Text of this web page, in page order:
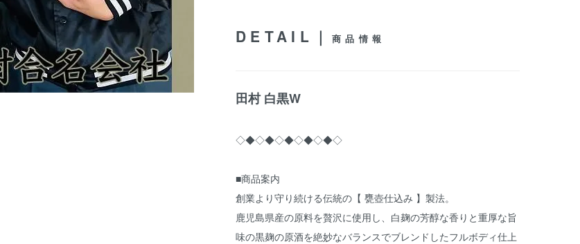
DETAIL｜商品情報
田村 白黒W
◇◆◇◆◇◆◇◆◇◆◇
■商品案内
創業より守り続ける伝統の【 甕壺仕込み 】製法。
鹿児島県産の原料を贅沢に使用し、白麹の芳醇な香りと重厚な旨
味の黒麹の原酒を絶妙なバランスでブレンドしたフルボディ仕上